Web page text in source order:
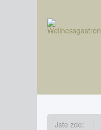
Jste zde: